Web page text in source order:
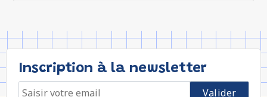
Inscription à la newsletter